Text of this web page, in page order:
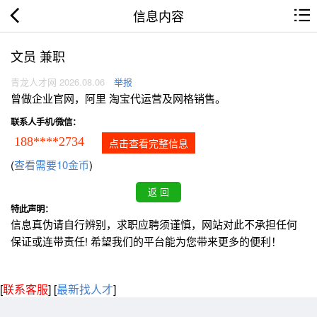
信息内容
文员 兼职
青龙人才网 2026.08.06 举报
曾做企业官网，阿里 淘宝代运营及网格销售。
联系人手机/微信：
188****2734 点击查看完整信息
(查看需要10金币)
特此声明：
信息真伪请自行辨别，求职应聘须谨慎，网站对此不承担任何
保证或连带责任! 希望我们的平台能为您带来更多的便利！
[联系客服] [最新找人才]